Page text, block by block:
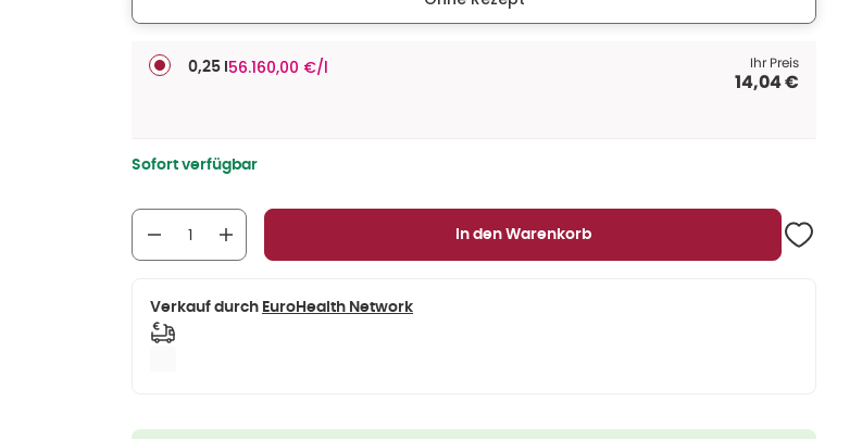
0,25 l 56.160,00 €/l Ihr Preis
14,04 €
Sofort verfügbar
In den Warenkorb
Verkauf durch EuroHealth Network